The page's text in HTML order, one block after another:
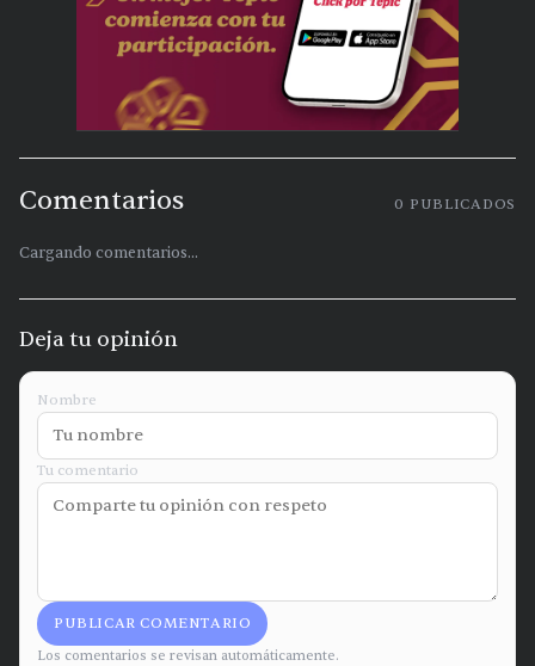
Comentarios 0 PUBLICADOS
Cargando comentarios...
Deja tu opinión
Nombre
Tu comentario
PUBLICAR COMENTARIO
Los comentarios se revisan automáticamente.